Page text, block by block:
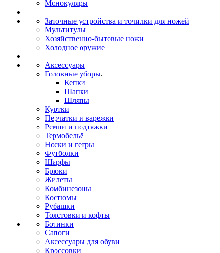
Монокуляры
Заточные устройства и точилки для ножей
Мультитулы
Хозяйственно-бытовые ножи
Холодное оружие
Аксессуары
Головные уборы
Кепки
Шапки
Шляпы
Куртки
Перчатки и варежки
Ремни и подтяжки
Термобельё
Носки и гетры
Футболки
Шарфы
Брюки
Жилеты
Комбинезоны
Костюмы
Рубашки
Толстовки и кофты
Ботинки
Сапоги
Аксессуары для обуви
Кроссовки